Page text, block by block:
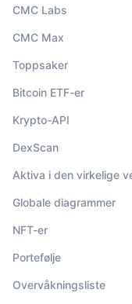
CMC Labs
CMC Max
Toppsaker
Bitcoin ETF-er
Krypto-API
DexScan
Aktiva i den virkelige
Globale diagrammer
NFT-er
Portefølje
Overvåkningsliste